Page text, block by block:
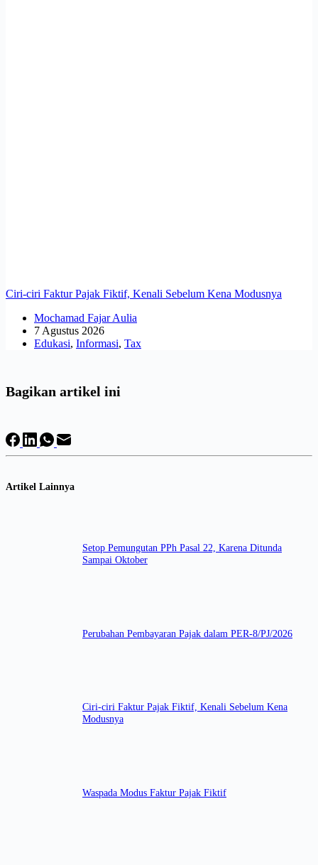
Ciri-ciri Faktur Pajak Fiktif, Kenali Sebelum Kena Modusnya
Mochamad Fajar Aulia
7 Agustus 2026
Edukasi, Informasi, Tax
Bagikan artikel ini
Artikel Lainnya
Setop Pemungutan PPh Pasal 22, Karena Ditunda
Sampai Oktober
Perubahan Pembayaran Pajak dalam PER-8/PJ/2026
Ciri-ciri Faktur Pajak Fiktif, Kenali Sebelum Kena
Modusnya
Waspada Modus Faktur Pajak Fiktif